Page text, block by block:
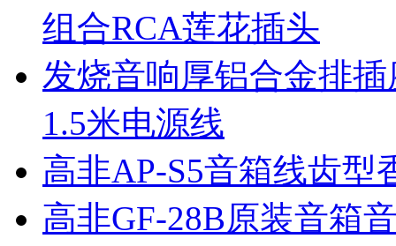
组合RCA莲花插头
发烧音响厚铝合金排
1.5米电源线
高非AP-S5音箱线齿型
高非GF-28B原装音箱